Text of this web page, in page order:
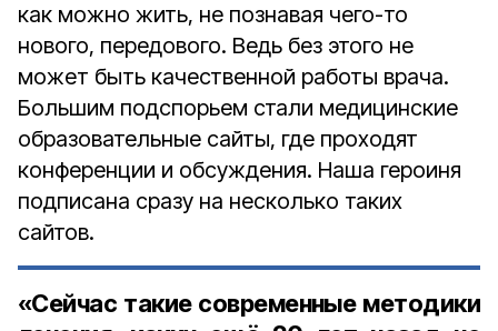
как можно жить, не познавая ­чего-то
нового, передового. Ведь без этого не
может быть качественной работы врача.
Большим подспорьем стали медицинские
образовательные сайты, где проходят
конференции и обсуждения. Наша героиня
подписана сразу на несколько таких
сайтов.
«Сейчас такие современные методики